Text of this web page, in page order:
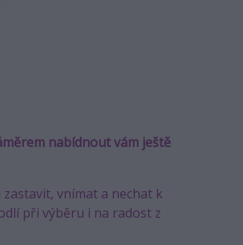
nabídnout vám ještě
vnímat a nechat k
při výběru i na radost z